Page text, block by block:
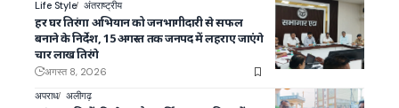
Life Style अंतराष्ट्रीय
हर घर तिरंगा अभियान को जनभागीदारी से सफल
बनाने के निर्देश, 15 अगस्त तक जनपद में लहराए जाएंगे
चार लाख तिरंगे
अगस्त 8, 2026
अपराध अलीगढ़